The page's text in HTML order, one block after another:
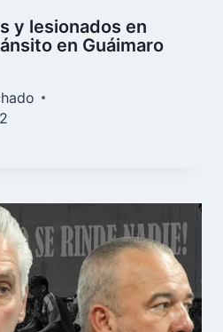
y lesionados en
en Guáimaro